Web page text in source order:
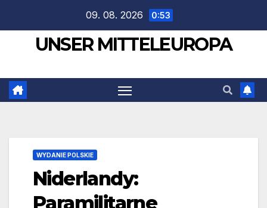
springen
09. 08. 2026 0:53
UNSER MITTELEUROPA
WYDANIE POLSKIE
Niderlandy:
Paramilitarne